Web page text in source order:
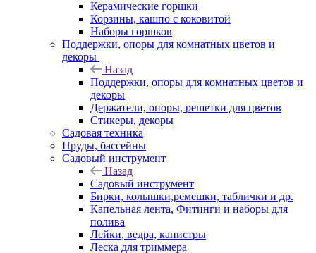
Керамические горшки
Корзины, кашпо с коковитой
Наборы горшков
Поддержки, опоры для комнатных цветов и
декоры
Назад
Поддержки, опоры для комнатных цветов и
декоры
Держатели, опоры, решетки для цветов
Стикеры, декоры
Садовая техника
Пруды, бассейны
Садовый инструмент
Назад
Садовый инструмент
Бирки, колышки,ремешки, таблички и др.
Капельная лента, Фитинги и наборы для
полива
Лейки, ведра, канистры
Леска для триммера